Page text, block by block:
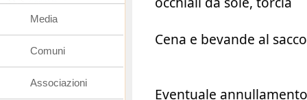
Cena e bevande al
Eventuale
Media
Comuni
Associazioni